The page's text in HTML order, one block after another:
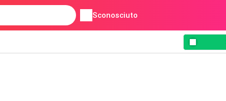
Sconosciuto